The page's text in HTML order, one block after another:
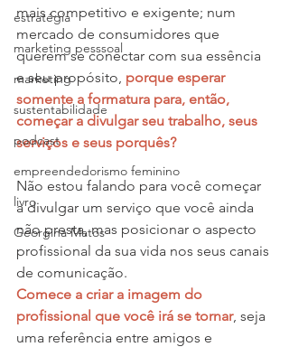
estratégia
marketing pesssoal
marketing
sustentabilidade
podcast
empreendedorismo feminino
livro
Georgina Matos
mais competitivo e exigente; num
mercado de consumidores que
querem se conectar com sua essência
e seu propósito, porque esperar
somente a formatura para, então,
começar a divulgar seu trabalho, seus
serviços e seus porquês?
Não estou falando para você começar
a divulgar um serviço que você ainda
não presta, mas posicionar o aspecto
profissional da sua vida nos seus canais
de comunicação.
Comece a criar a imagem do
profissional que você irá se tornar, seja
uma referência entre amigos e